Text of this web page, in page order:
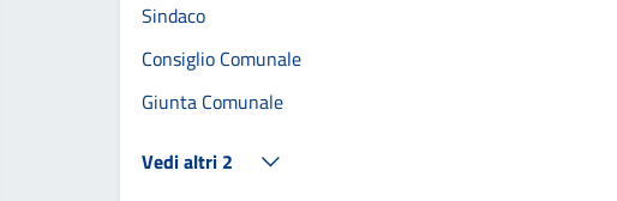
Sindaco
Consiglio Comunale
Giunta Comunale
Vedi altri 2